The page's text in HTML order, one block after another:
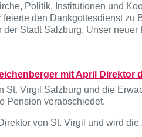
Politik, Institutionen und
den Dankgottesdienst
Stadt Salzburg. Unser
mit April Direktor
St. Virgil Salzburg und die
Pension verabschiedet.
von St. Virgil und wird